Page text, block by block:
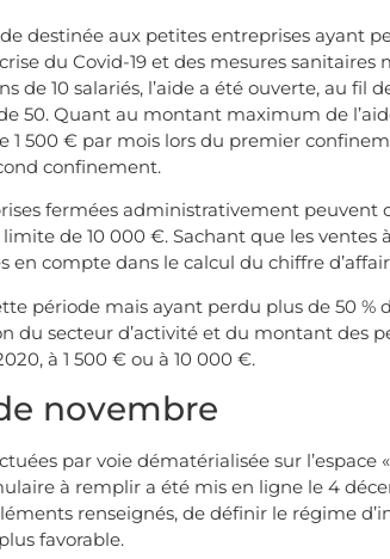
destinée aux petites entreprises ayant
du Covid-19 et des mesures sanitaires
de 10 salariés, l’aide a été ouverte, au fil
50. Quant au montant maximum de
1 500 € par mois lors du premier
confinement.
fermées administrativement peuvent
de 10 000 €. Sachant que les ventes
compte dans le calcul du chiffre
période mais ayant perdu plus de 50 %
du secteur d’activité et du montant des
à 1 500 € ou à 10 000 €.
novembre
par voie dématérialisée sur l’espace
à remplir a été mis en ligne le 4
renseignés, de définir le régime
favorable.